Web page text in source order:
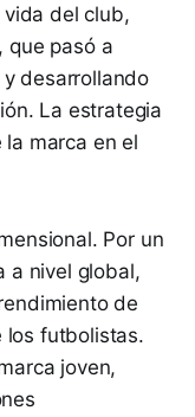
vida del club,
que pasó a
desarrollando
La estrategia
marca en el
Por un
a nivel global,
de
los futbolistas.
joven,